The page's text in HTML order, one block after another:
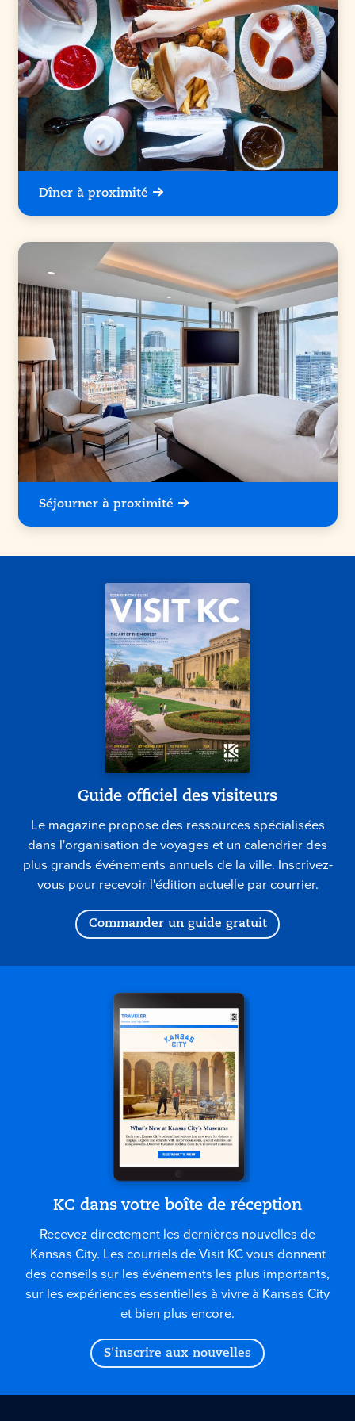
Dîner à proximité
Séjourner à proximité
Guide officiel des visiteurs
Le magazine propose des ressources spécialisées
dans l'organisation de voyages et un calendrier des
plus grands événements annuels de la ville. Inscrivez-
vous pour recevoir l'édition actuelle par courrier.
Commander un guide gratuit
KC dans votre boîte de réception
Recevez directement les dernières nouvelles de
Kansas City. Les courriels de Visit KC vous donnent
des conseils sur les événements les plus importants,
sur les expériences essentielles à vivre à Kansas City
et bien plus encore.
S'inscrire aux nouvelles